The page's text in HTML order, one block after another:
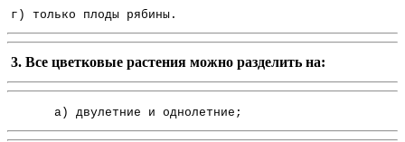
г) только плоды рябины.
3. Все цветковые растения можно разделить на:
а) двулетние и однолетние;